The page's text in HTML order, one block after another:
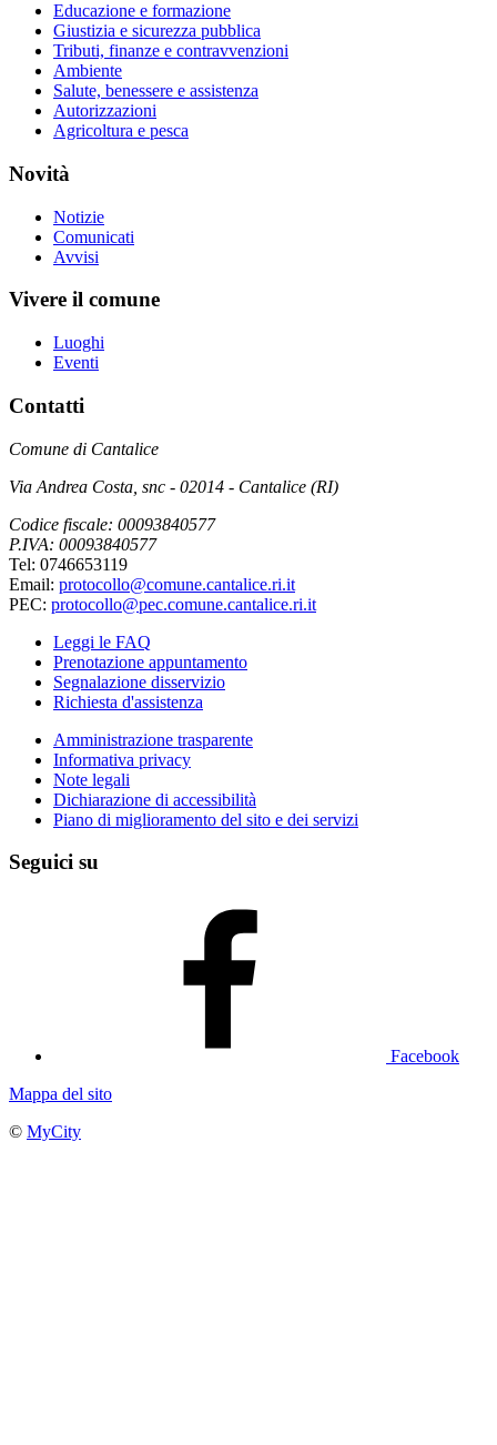
Educazione e formazione
Giustizia e sicurezza pubblica
Tributi, finanze e contravvenzioni
Ambiente
Salute, benessere e assistenza
Autorizzazioni
Agricoltura e pesca
Novità
Notizie
Comunicati
Avvisi
Vivere il comune
Luoghi
Eventi
Contatti
Comune di Cantalice
Via Andrea Costa, snc - 02014 - Cantalice (RI)
Codice fiscale: 00093840577
P.IVA: 00093840577
Tel: 0746653119
Email: protocollo@comune.cantalice.ri.it
PEC: protocollo@pec.comune.cantalice.ri.it
Leggi le FAQ
Prenotazione appuntamento
Segnalazione disservizio
Richiesta d'assistenza
Amministrazione trasparente
Informativa privacy
Note legali
Dichiarazione di accessibilità
Piano di miglioramento del sito e dei servizi
Seguici su
Facebook
Mappa del sito
© MyCity